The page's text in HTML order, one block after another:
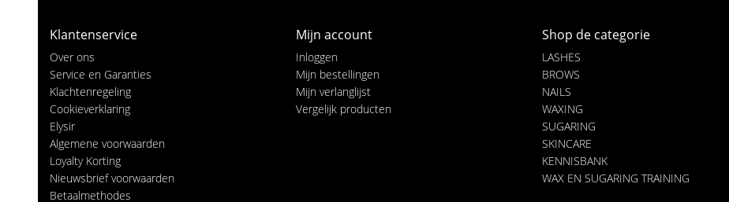
Klantenservice
Over ons
Service en Garanties
Klachtenregeling
Cookieverklaring
Elysir
Algemene voorwaarden
Loyalty Korting
Nieuwsbrief voorwaarden
Betaalmethodes
Mijn account
Inloggen
Mijn bestellingen
Mijn verlanglijst
Vergelijk producten
Shop de categorie
LASHES
BROWS
NAILS
WAXING
SUGARING
SKINCARE
KENNISBANK
WAX EN SUGARING TRAINING